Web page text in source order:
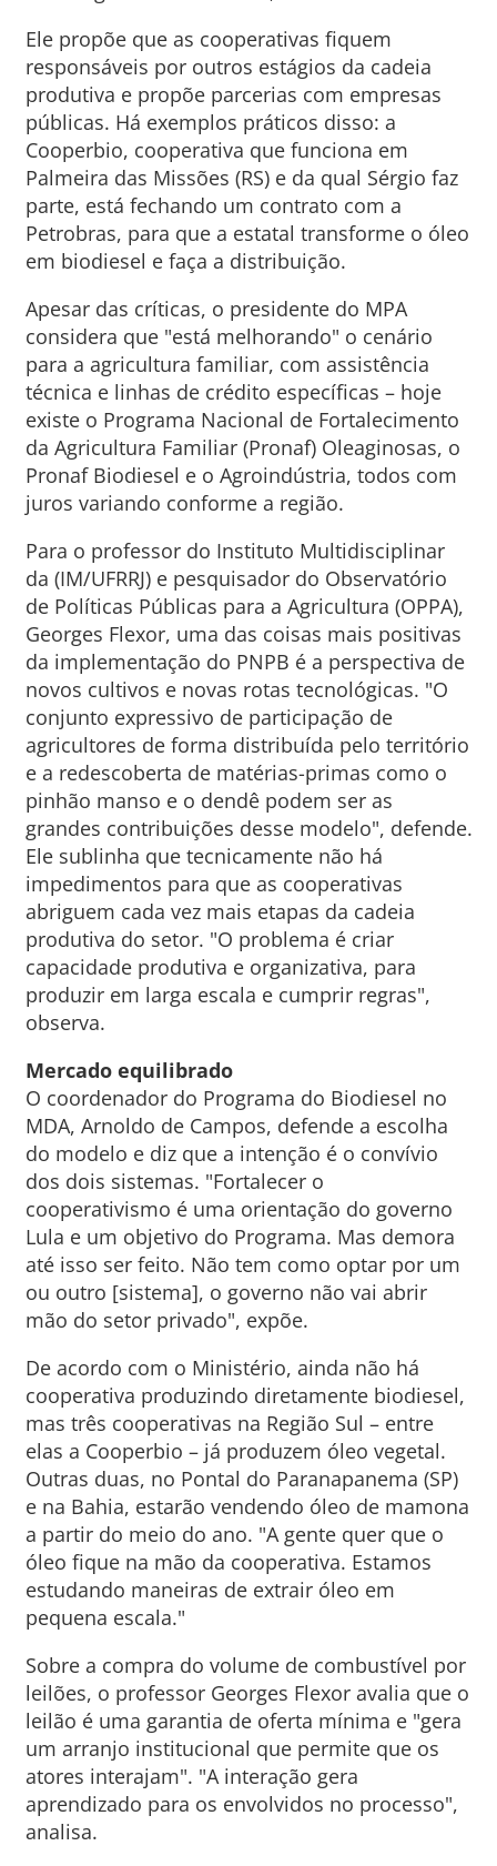
Ele propõe que as cooperativas fiquem
responsáveis por outros estágios da cadeia
produtiva e propõe parcerias com empresas
públicas. Há exemplos práticos disso: a
Cooperbio, cooperativa que funciona em
Palmeira das Missões (RS) e da qual Sérgio faz
parte, está fechando um contrato com a
Petrobras, para que a estatal transforme o óleo
em biodiesel e faça a distribuição.
Apesar das críticas, o presidente do MPA
considera que "está melhorando" o cenário
para a agricultura familiar, com assistência
técnica e linhas de crédito específicas – hoje
existe o Programa Nacional de Fortalecimento
da Agricultura Familiar (Pronaf) Oleaginosas, o
Pronaf Biodiesel e o Agroindústria, todos com
juros variando conforme a região.
Para o professor do Instituto Multidisciplinar
da (IM/UFRRJ) e pesquisador do Observatório
de Políticas Públicas para a Agricultura (OPPA),
Georges Flexor, uma das coisas mais positivas
da implementação do PNPB é a perspectiva de
novos cultivos e novas rotas tecnológicas. "O
conjunto expressivo de participação de
agricultores de forma distribuída pelo território
e a redescoberta de matérias-primas como o
pinhão manso e o dendê podem ser as
grandes contribuições desse modelo", defende.
Ele sublinha que tecnicamente não há
impedimentos para que as cooperativas
abriguem cada vez mais etapas da cadeia
produtiva do setor. "O problema é criar
capacidade produtiva e organizativa, para
produzir em larga escala e cumprir regras",
observa.
Mercado equilibrado
O coordenador do Programa do Biodiesel no
MDA, Arnoldo de Campos, defende a escolha
do modelo e diz que a intenção é o convívio
dos dois sistemas. "Fortalecer o
cooperativismo é uma orientação do governo
Lula e um objetivo do Programa. Mas demora
até isso ser feito. Não tem como optar por um
ou outro [sistema], o governo não vai abrir
mão do setor privado", expõe.
De acordo com o Ministério, ainda não há
cooperativa produzindo diretamente biodiesel,
mas três cooperativas na Região Sul – entre
elas a Cooperbio – já produzem óleo vegetal.
Outras duas, no Pontal do Paranapanema (SP)
e na Bahia, estarão vendendo óleo de mamona
a partir do meio do ano. "A gente quer que o
óleo fique na mão da cooperativa. Estamos
estudando maneiras de extrair óleo em
pequena escala."
Sobre a compra do volume de combustível por
leilões, o professor Georges Flexor avalia que o
leilão é uma garantia de oferta mínima e "gera
um arranjo institucional que permite que os
atores interajam". "A interação gera
aprendizado para os envolvidos no processo",
analisa.